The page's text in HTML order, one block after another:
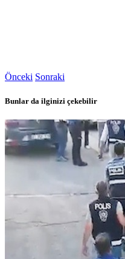
Önceki Sonraki
Bunlar da ilginizi çekebilir